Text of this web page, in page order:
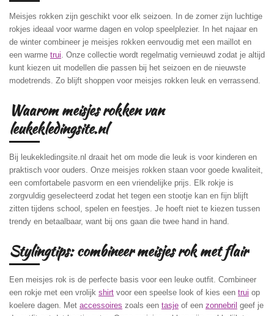
Meisjes rokken zijn geschikt voor elk seizoen. In de zomer zijn luchtige
rokjes ideaal voor warme dagen en volop speelplezier. In het najaar en
de winter combineer je meisjes rokken eenvoudig met een maillot en
een warme trui. Onze collectie wordt regelmatig vernieuwd zodat je altijd
kunt kiezen uit modellen die passen bij het seizoen en de nieuwste
modetrends. Zo blijft shoppen voor meisjes rokken leuk en verrassend.
Waarom meisjes rokken van
leukekledingsite.nl
Bij leukekledingsite.nl draait het om mode die leuk is voor kinderen en
praktisch voor ouders. Onze meisjes rokken staan voor goede kwaliteit,
een comfortabele pasvorm en een vriendelijke prijs. Elk rokje is
zorgvuldig geselecteerd zodat het tegen een stootje kan en fijn blijft
zitten tijdens school, spelen en feestjes. Je hoeft niet te kiezen tussen
trendy en betaalbaar, want bij ons gaan die twee hand in hand.
Stylingtips: combineer meisjes rok met flair
Een meisjes rok is de perfecte basis voor een leuke outfit. Combineer
een rokje met een vrolijk shirt voor een speelse look of kies een trui op
koelere dagen. Met accessoires zoals een tasje of een zonnebril geef je